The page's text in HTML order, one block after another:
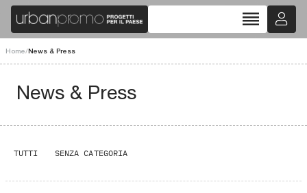
reorder
Home/News & Press
News & Press
TUTTI SENZA CATEGORIA